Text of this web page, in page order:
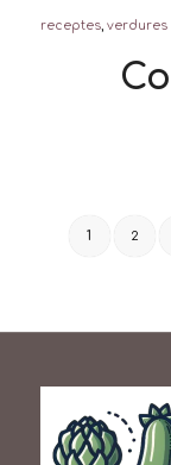
receptes, verdures
1 2